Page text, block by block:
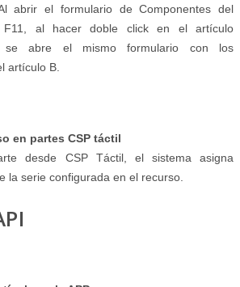
abrir el formulario de Componentes del
al hacer doble click en el artículo
se abre el mismo formulario con los
artículo B.
en partes CSP táctil
desde CSP Táctil, el sistema asigna
la serie configurada en el recurso.